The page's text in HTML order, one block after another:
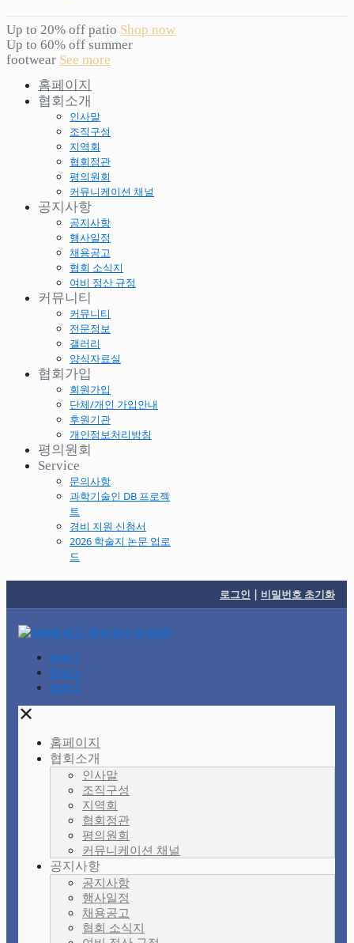
Up to 20% off patio Shop now
Up to 60% off summer
footwear See more
홈페이지
협회소개
인사말
조직구성
지역회
협회정관
평의원회
커뮤니케이션 채널
공지사항
공지사항
행사일정
채용공고
협회 소식지
여비 정산 규정
커뮤니티
커뮤니티
전문정보
갤러리
양식자료실
협회가입
회원가입
단체/개인 가입안내
후원기관
개인정보처리방침
평의원회
Service
문의사항
과학기술인 DB 프로젝
트
경비 지원 신청서
2026 학술지 논문 업로
드
로그인 | 비밀번호 초기화
Item 1
Item 2
Item 3
✕
홈페이지
협회소개
인사말
조직구성
지역회
협회정관
평의원회
커뮤니케이션 채널
공지사항
공지사항
행사일정
채용공고
협회 소식지